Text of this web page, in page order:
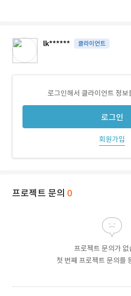
lk****** 클라이언트
로그인해서 클라이언트 정보
로그인
회원가입
프로젝트 문의 0
프로젝트 문의가 없
첫 번째 프로젝트 문의를